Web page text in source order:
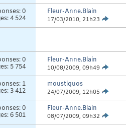
0
4 524
Fleur-Anne.Blain
17/03/2010, 21h23
0
5 754
Fleur-Anne.Blain
10/08/2009, 09h49
1
3 412
moustiquos
24/07/2009, 12h05
0
6 501
Fleur-Anne.Blain
08/07/2009, 09h32